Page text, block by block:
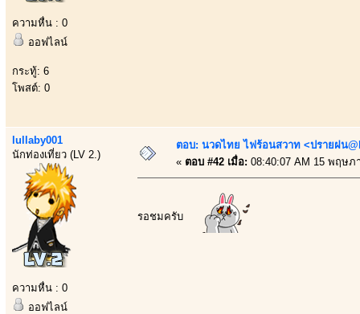
ความหื่น : 0
ออฟไลน์
กระทู้: 6
โพสต์: 0
lullaby001
นักท่องเที่ยว (LV 2.)
ความหื่น : 0
ออฟไลน์
ตอบ: นวดไทย ไฟร้อนสวาท <ปรายฝน
« ตอบ #42 เมื่อ: 08:40:07 AM 15 พฤษภ
รอชมครับ